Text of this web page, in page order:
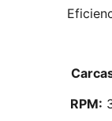
RPM: